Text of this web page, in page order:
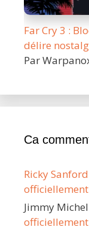
Far Cry 3 :
délire
Par
Ca
Ricky Sanford
Jimmy Michel